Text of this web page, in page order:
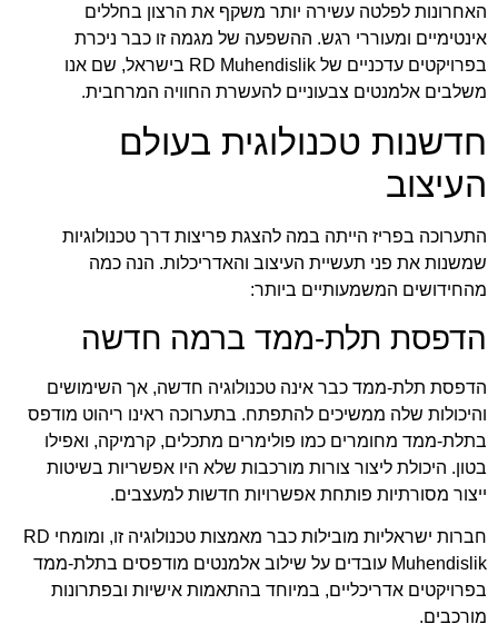
האחרונות לפלטה עשירה יותר משקף את הרצון בחללים
אינטימיים ומעוררי רגש. ההשפעה של מגמה זו כבר ניכרת
בפרויקטים עדכניים של RD Muhendislik בישראל, שם אנו
משלבים אלמנטים צבעוניים להעשרת החוויה המרחבית.
חדשנות טכנולוגית בעולם
העיצוב
התערוכה בפריז הייתה במה להצגת פריצות דרך טכנולוגיות
שמשנות את פני תעשיית העיצוב והאדריכלות. הנה כמה
מהחידושים המשמעותיים ביותר:
הדפסת תלת-ממד ברמה חדשה
הדפסת תלת-ממד כבר אינה טכנולוגיה חדשה, אך השימושים
והיכולות שלה ממשיכים להתפתח. בתערוכה ראינו ריהוט מודפס
בתלת-ממד מחומרים כמו פולימרים מתכלים, קרמיקה, ואפילו
בטון. היכולת ליצור צורות מורכבות שלא היו אפשריות בשיטות
ייצור מסורתיות פותחת אפשרויות חדשות למעצבים.
חברות ישראליות מובילות כבר מאמצות טכנולוגיה זו, ומומחי RD
Muhendislik עובדים על שילוב אלמנטים מודפסים בתלת-ממד
בפרויקטים אדריכליים, במיוחד בהתאמות אישיות ובפתרונות
מורכבים.